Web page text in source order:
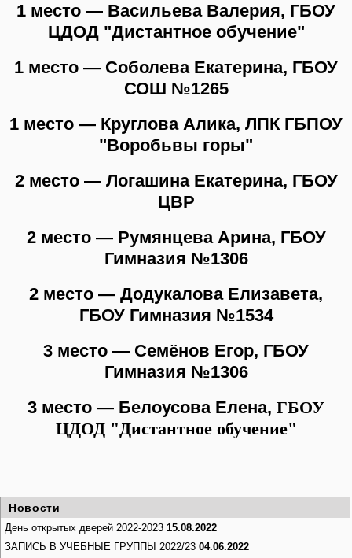
1 место — Васильева Валерия, ГБОУ
ЦДОД "Дистантное обучение"
1 место — Соболева Екатерина, ГБОУ
СОШ №1265
1 место — Круглова Алика, ЛПК ГБПОУ
"Воробьвы горы"
2 место — Логашина Екатерина, ГБОУ
ЦВР
2 место — Румянцева Арина, ГБОУ
Гимназия №1306
2 место — Додукалова Елизавета,
ГБОУ Гимназия №1534
3 место — Семёнов Егор, ГБОУ
Гимназия №1306
3 место — Белоусова Елена, ГБОУ
ЦДОД "Дистантное обучение"
Новости
День открытых дверей 2022-2023 15.08.2022
ЗАПИСЬ В УЧЕБНЫЕ ГРУППЫ 2022/23 04.06.2022